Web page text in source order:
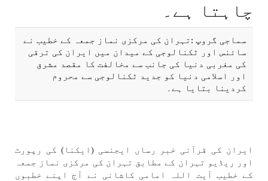
چاہتا ہے۔
سماجی گروپ :تہران كی مركزی نماز جمعہ كے خطيب نے
سائنس اور ٹكنالوجی كے ميدان میں ايران كی ترقی
كی مغربی دنيا كی جانب سے مخالفت كا مقصد مشرق
اور اسلامی دنيا كو جديد ٹكنالوجی سے محروم
كردينا بتايا ہے۔
ايران كی قرآنی خبر رساں ايجنسی (ايكنا) كی رپورٹ
اور ریڈيو تہران كے مطابق تہران كی مركزی نماز جمعہ
كے خطيب آيت اللہ امامی كاشانی نے آج اپنے خطبوں